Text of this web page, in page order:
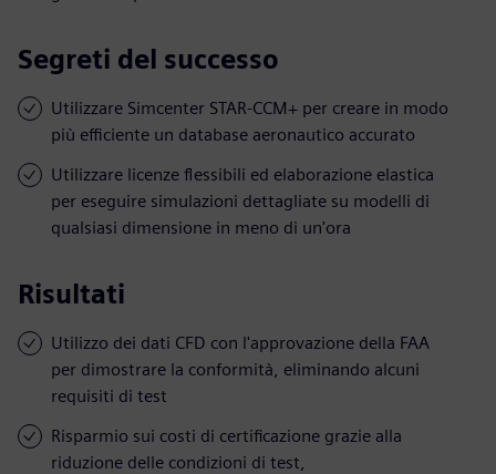
Segreti del successo
Utilizzare Simcenter STAR-CCM+ per creare in modo
più efficiente un database aeronautico accurato
Utilizzare licenze flessibili ed elaborazione elastica
per eseguire simulazioni dettagliate su modelli di
qualsiasi dimensione in meno di un'ora
Risultati
Utilizzo dei dati CFD con l'approvazione della FAA
per dimostrare la conformità, eliminando alcuni
requisiti di test
Risparmio sui costi di certificazione grazie alla
riduzione delle condizioni di test,